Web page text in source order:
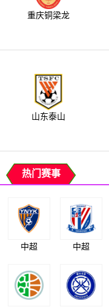
重庆铜梁龙
山东泰山
热门赛事
中超 中超